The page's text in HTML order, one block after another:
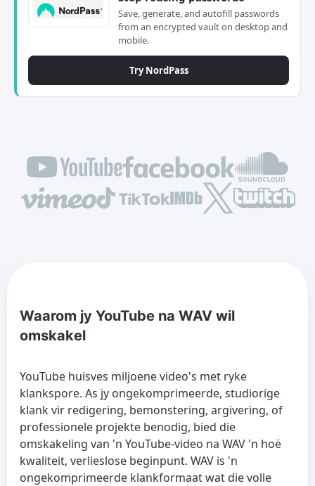
Save, generate, and autofill passwords
from an encrypted vault on desktop and
mobile.
Try NordPass
Waarom jy YouTube na WAV wil
omskakel
YouTube huisves miljoene video's met ryke
klankspore. As jy ongekomprimeerde, studiorige
klank vir redigering, bemonstering, argivering, of
professionele projekte benodig, bied die
omskakeling van 'n YouTube-video na WAV 'n hoë
kwaliteit, verlieslose beginpunt. WAV is 'n
ongekomprimeerde klankformaat wat die volle